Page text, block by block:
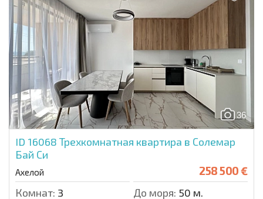
36
ID 16068 Трехкомнатная квартира в Солемар
Бай Си
Ахелой 258 500 €
Комнат: 3 До моря: 50 м.